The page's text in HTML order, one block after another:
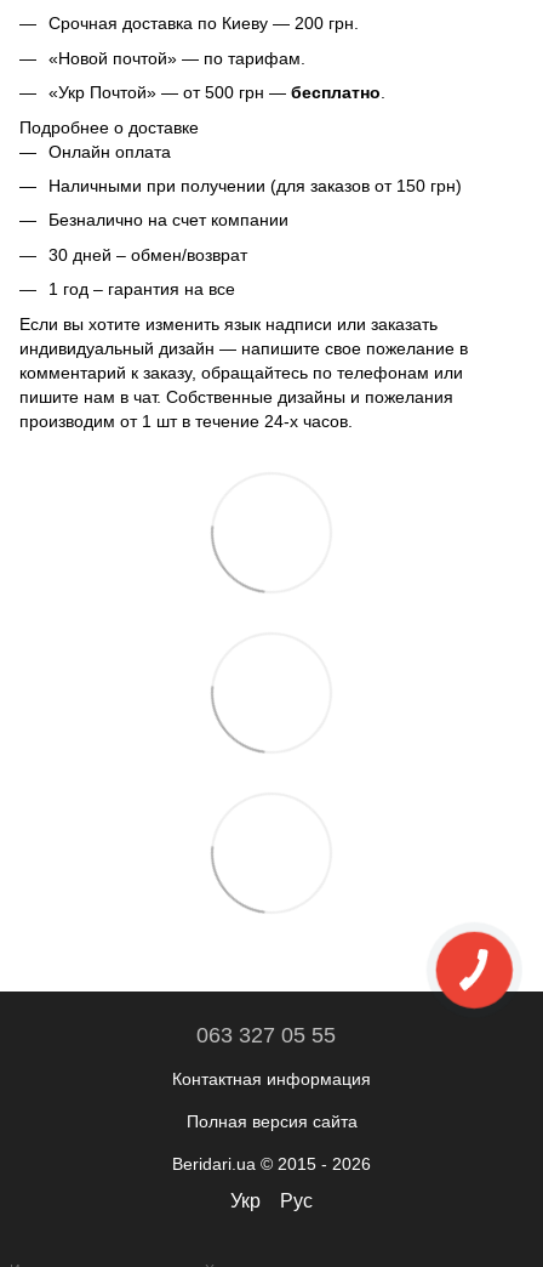
Срочная доставка по Киеву — 200 грн.
«Новой почтой» — по тарифам.
«Укр Почтой» — от 500 грн — бесплатно
Подробнее о доставке
Онлайн оплата
Наличными при получении (для заказов от 150 грн)
Безналично на счет компании
30 дней – обмен/возврат
1 год – гарантия на все
Если вы хотите изменить язык надписи или заказать
индивидуальный дизайн — напишите свое пожелание в
комментарий к заказу, обращайтесь по телефонам или
пишите нам в чат. Собственные дизайны и пожелания
производим от 1 шт в течение 24-х часов.
063 327 05 55
Контактная информация
Полная версия сайта
Beridari.ua © 2015 - 2026
Укр Рус